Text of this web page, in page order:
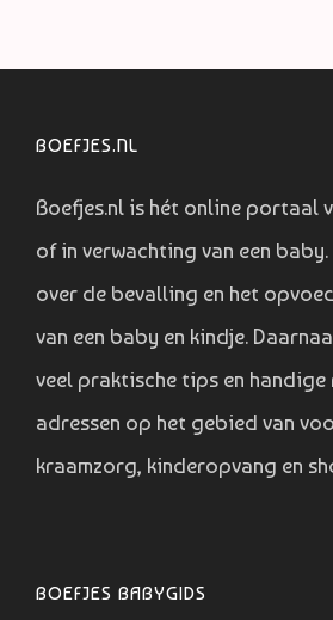
BOEFJES.NL
Boefjes.nl is hét online portaal
of in verwachting van een
over de bevalling en het
van een baby en kindje.
veel praktische tips en
adressen op het gebied van
kraamzorg, kinderopvang en
BOEFJES BABYGIDS